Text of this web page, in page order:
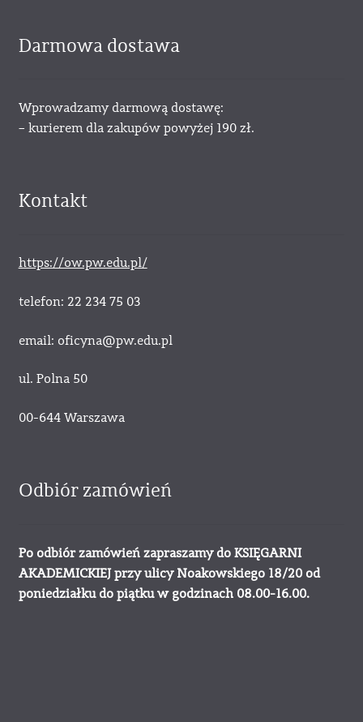
Darmowa dostawa
Wprowadzamy darmową dostawę:
– kurierem dla zakupów powyżej 190 zł.
Kontakt
https://ow.pw.edu.pl/
telefon: 22 234 75 03
email: oficyna@pw.edu.pl
ul. Polna 50
00-644 Warszawa
Odbiór zamówień
Po odbiór zamówień zapraszamy do KSIĘGARNI
AKADEMICKIEJ przy ulicy Noakowskiego 18/20 od
poniedziałku do piątku w godzinach 08.00-16.00.